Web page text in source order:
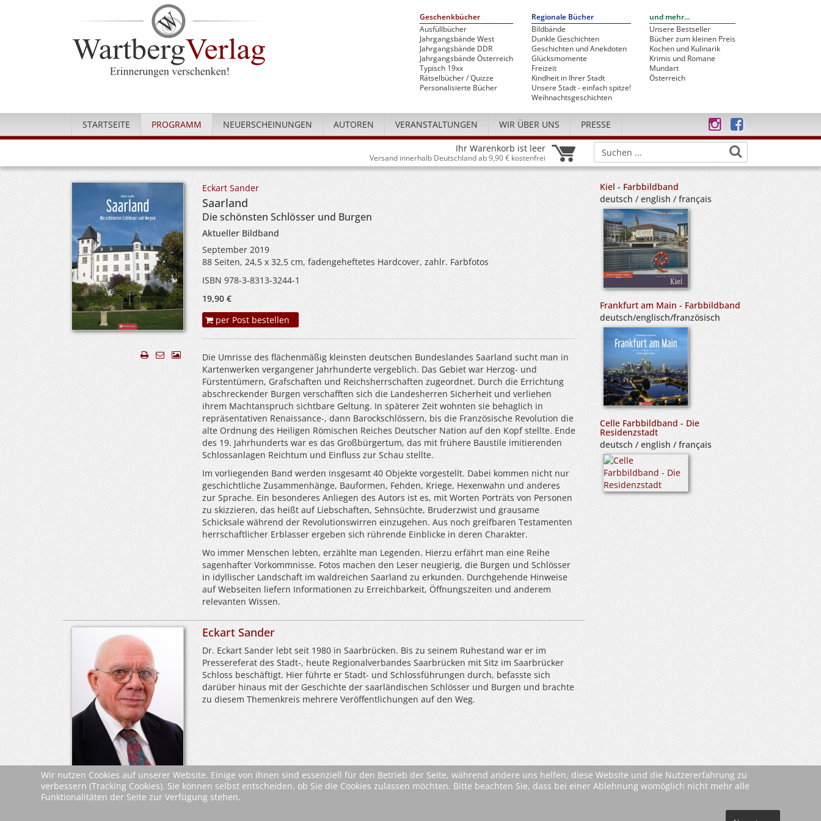
Geschenkbücher
Ausfüllbücher
Jahrgangsbände West
Jahrgangsbände DDR
Jahrgangsbände Österreich
Typisch 19xx
Rätselbücher / Quizze
Personalisierte Bücher
Regionale Bücher
Bildbände
Dunkle Geschichten
Geschichten und Anekdoten
Glücksmomente
Freizeit
Kindheit in Ihrer Stadt
Unsere Stadt - einfach spitze!
Weihnachtsgeschichten
und mehr...
Unsere Bestseller
Bücher zum kleinen Preis
Kochen und Kulinarik
Krimis und Romane
Mundart
Österreich
STARTSEITE PROGRAMM NEUERSCHEINUNGEN AUTOREN VERANSTALTUNGEN WIR ÜBER UNS PRESSE
Ihr Warenkorb ist leer
Versand innerhalb Deutschland ab 9,90 € kostenfrei
Eckart Sander
Saarland
Die schönsten Schlösser und Burgen
Aktueller Bildband
September 2019
88 Seiten, 24,5 x 32,5 cm, fadengeheftetes Hardcover, zahlr. Farbfotos
ISBN 978-3-8313-3244-1
19,90 €
per Post bestellen
Die Umrisse des flächenmäßig kleinsten deutschen Bundeslandes Saarland sucht man in
Kartenwerken vergangener Jahrhunderte vergeblich. Das Gebiet war Herzog- und
Fürstentümern, Grafschaften und Reichsherrschaften zugeordnet. Durch die Errichtung
abschreckender Burgen verschafften sich die Landesherren Sicherheit und verliehen
ihrem Machtanspruch sichtbare Geltung. In späterer Zeit wohnten sie behaglich in
repräsentativen Renaissance-, dann Barockschlössern, bis die Französische Revolution die
alte Ordnung des Heiligen Römischen Reiches Deutscher Nation auf den Kopf stellte. Ende
des 19. Jahrhunderts war es das Großbürgertum, das mit frühere Baustile imitierenden
Schlossanlagen Reichtum und Einfluss zur Schau stellte.
Im vorliegenden Band werden insgesamt 40 Objekte vorgestellt. Dabei kommen nicht nur
geschichtliche Zusammenhänge, Bauformen, Fehden, Kriege, Hexenwahn und anderes
zur Sprache. Ein besonderes Anliegen des Autors ist es, mit Worten Porträts von Personen
zu skizzieren, das heißt auf Liebschaften, Sehnsüchte, Bruderzwist und grausame
Schicksale während der Revolutionswirren einzugehen. Aus noch greifbaren Testamenten
herrschaftlicher Erblasser ergeben sich rührende Einblicke in deren Charakter.
Wo immer Menschen lebten, erzählte man Legenden. Hierzu erfährt man eine Reihe
sagenhafter Vorkommnisse. Fotos machen den Leser neugierig, die Burgen und Schlösser
in idyllischer Landschaft im waldreichen Saarland zu erkunden. Durchgehende Hinweise
auf Webseiten liefern Informationen zu Erreichbarkeit, Öffnungszeiten und anderem
relevanten Wissen.
Eckart Sander
Dr. Eckart Sander lebt seit 1980 in Saarbrücken. Bis zu seinem Ruhestand war er im
Pressereferat des Stadt-, heute Regionalverbandes Saarbrücken mit Sitz im Saarbrücker
Schloss beschäftigt. Hier führte er Stadt- und Schlossführungen durch, befasste sich
darüber hinaus mit der Geschichte der saarländischen Schlösser und Burgen und brachte
zu diesem Themenkreis mehrere Veröffentlichungen auf den Weg.
Leseproben & Leseprobe
Kiel - Farbbildband
deutsch / english / français
Frankfurt am Main - Farbbildband
deutsch/englisch/französisch
Celle Farbbildband - Die
Residenzstadt
deutsch / english / français
Wir nutzen Cookies auf unserer Website. Einige von ihnen sind essenziell für den Betrieb der Seite, während andere uns helfen, diese Website und die Nutzererfahrung zu
verbessern (Tracking Cookies). Sie können selbst entscheiden, ob Sie die Cookies zulassen möchten. Bitte beachten Sie, dass bei einer Ablehnung womöglich nicht mehr alle
Funktionalitäten der Seite zur Verfügung stehen.